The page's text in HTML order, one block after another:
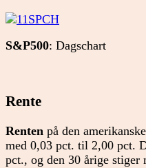
S&P500: Dagschart
Rente
Renten på den
med 0,03 pct. til 2,00 pct.
pct., og den 30 årige